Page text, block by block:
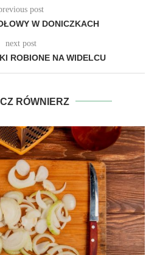
post
W DONICZKACH
next post
ROBIONE NA WIDELCU
RÓWNIERZ